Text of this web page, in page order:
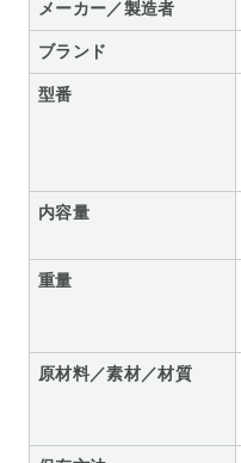
メーカー／製造者
ブランド
型番
内容量
重量
原材料／素材／材質